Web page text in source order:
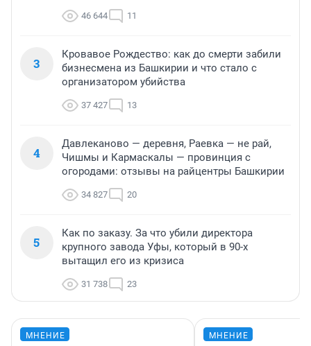
46 644 11
3
Кровавое Рождество: как до смерти забили
бизнесмена из Башкирии и что стало с
организатором убийства
37 427 13
4
Давлеканово — деревня, Раевка — не рай,
Чишмы и Кармаскалы — провинция с
огородами: отзывы на райцентры Башкирии
34 827 20
5
Как по заказу. За что убили директора
крупного завода Уфы, который в 90-х
вытащил его из кризиса
31 738 23
МНЕНИЕ МНЕНИЕ